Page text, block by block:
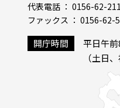
代表電話 ： 0156-62-
ファックス ： 0156-62-
開庁時間
平日午
（土日